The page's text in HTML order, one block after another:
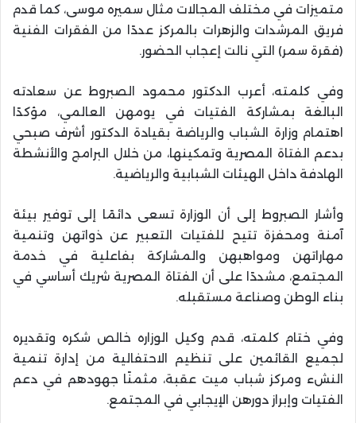
متميزات في مختلف المجالات مثال سميره موسى، كما قدم
فريق المرشدات والزهرات بالمركز عددًا من الفقرات الفنية
(فقرة سمر) التي نالت إعجاب الحضور.
وفي كلمته، أعرب الدكتور محمود الصبروط عن سعادته
البالغة بمشاركة الفتيات في يومهن العالمي، مؤكدًا
اهتمام وزارة الشباب والرياضة بقيادة الدكتور أشرف صبحي
بدعم الفتاة المصرية وتمكينها، من خلال البرامج والأنشطة
الهادفة داخل الهيئات الشبابية والرياضية.
وأشار الصبروط إلى أن الوزارة تسعى دائمًا إلى توفير بيئة
آمنة ومحفزة تتيح للفتيات التعبير عن ذواتهن وتنمية
مهاراتهن ومواهبهن والمشاركة بفاعلية في خدمة
المجتمع، مشددًا على أن الفتاة المصرية شريك أساسي في
بناء الوطن وصناعة مستقبله.
وفي ختام كلمته، قدم وكيل الوزاره خالص شكره وتقديره
لجميع القائمين على تنظيم الاحتفالية من إدارة تنمية
النشء ومركز شباب ميت عقبة، مثمنًا جهودهم في دعم
الفتيات وإبراز دورهن الإيجابي في المجتمع.